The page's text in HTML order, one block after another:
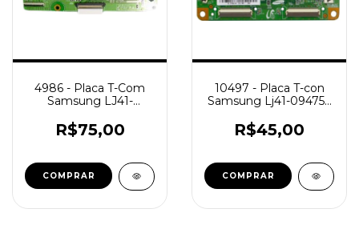
4986 - Placa T-Com
Samsung LJ41-
R$75,00
10497 - Placa T-con
Samsung Lj41-09475a
Pl51d450a2g Pl51 /
R$45,00